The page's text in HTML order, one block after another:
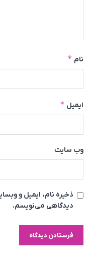
نام *
ایمیل *
وب‌ سایت
ذخیره نام، ایمیل و
دیدگاهی می‌نویسم.